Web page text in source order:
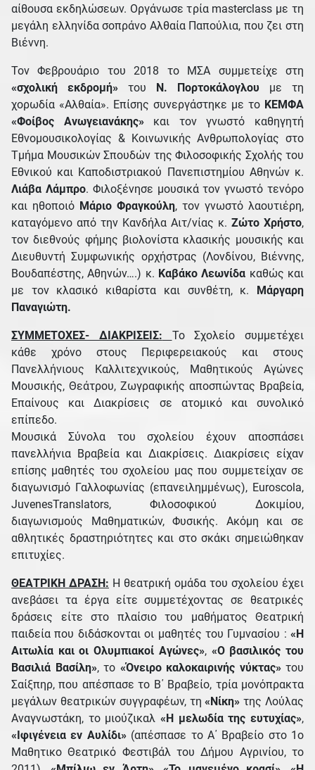
αίθουσα εκδηλώσεων. Οργάνωσε τρία masterclass με τη
μεγάλη ελληνίδα σοπράνο Αλθαία Παπούλια, που ζει στη
Βιέννη.
Τον Φεβρουάριο του 2018 το ΜΣΑ συμμετείχε στη
«σχολική εκδρομή» του Ν. Πορτοκάλογλου με τη
χορωδία «Αλθαία». Επίσης συνεργάστηκε με το ΚΕΜΦΑ
«Φοίβος Ανωγειανάκης»και τον γνωστό καθηγητή
Εθνομουσικολογίας & Κοινωνικής Ανθρωπολογίας στο
Τμήμα Μουσικών Σπουδών της Φιλοσοφικής Σχολής του
Εθνικού και Καποδιστριακού Πανεπιστημίου Αθηνών κ.
Λιάβα Λάμπρο. Φιλοξένησε μουσικά τον γνωστό τενόρο
και ηθοποιό Μάριο Φραγκούλη, τον γνωστό λαουτιέρη,
καταγόμενο από την Κανδήλα Αιτ/νίας κ. Ζώτο Χρήστο,
τον διεθνούς φήμης βιολονίστα κλασικής μουσικής και
Διευθυντή Συμφωνικής ορχήστρας (Λονδίνου, Βιέννης,
Βουδαπέστης, Αθηνών….) κ. Καβάκο Λεωνίδα καθώς και
με τον κλασικό κιθαρίστα και συνθέτη, κ. Μάργαρη
Παναγιώτη.
ΣΥΜΜΕΤΟΧΕΣ- ΔΙΑΚΡΙΣΕΙΣ:
Το Σχολείο συμμετέχει
κάθε χρόνο στους Περιφερειακούς και στους
Πανελλήνιους Καλλιτεχνικούς, Μαθητικούς Αγώνες
Μουσικής, Θεάτρου, Ζωγραφικής αποσπώντας Βραβεία,
Επαίνους και Διακρίσεις σε ατομικό και συνολικό
επίπεδο.
Μουσικά Σύνολα του σχολείου έχουν αποσπάσει
πανελλήνια Βραβεία και Διακρίσεις. Διακρίσεις είχαν
επίσης μαθητές του σχολείου μας που συμμετείχαν σε
διαγωνισμό Γαλλοφωνίας (επανειλημμένως), Euroscola,
JuvenesTranslators, Φιλοσοφικού Δοκιμίου,
διαγωνισμούς Μαθηματικών, Φυσικής. Ακόμη και σε
αθλητικές δραστηριότητες και στο σκάκι σημειώθηκαν
επιτυχίες.
ΘΕΑΤΡΙΚΗ ΔΡΑΣΗ: Η θεατρική ομάδα του σχολείου έχει
ανεβάσει τα έργα είτε συμμετέχοντας σε θεατρικές
δράσεις είτε στο πλαίσιο του μαθήματος Θεατρική
παιδεία που διδάσκονται οι μαθητές του Γυμνασίου : «Η
Αιτωλία και οι Ολυμπιακοί Αγώνες», «Ο βασιλικός του
Βασιλιά Βασίλη», το «Όνειρο καλοκαιρινής νύκτας»του
Σαίξπηρ, που απέσπασε το Β΄ Βραβείο, τρία μονόπρακτα
μεγάλων θεατρικών συγγραφέων, τη«Νίκη» της Λούλας
Αναγνωστάκη, το μιούζικαλ «Η μελωδία της ευτυχίας»,
«Ιφιγένεια εν Αυλίδι»(απέσπασε το Α΄ Βραβείο στο 1ο
Μαθητικο Θεατρικό Φεστιβάλ του Δήμου Αγρινίου, το